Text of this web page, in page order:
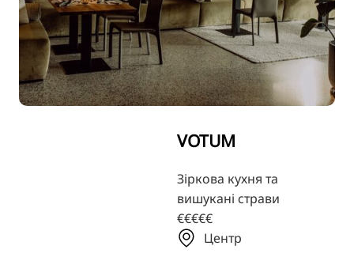
PT
TR
FI
VOTUM
Зіркова кухня та
вишукані страви
€€€€€
Центр